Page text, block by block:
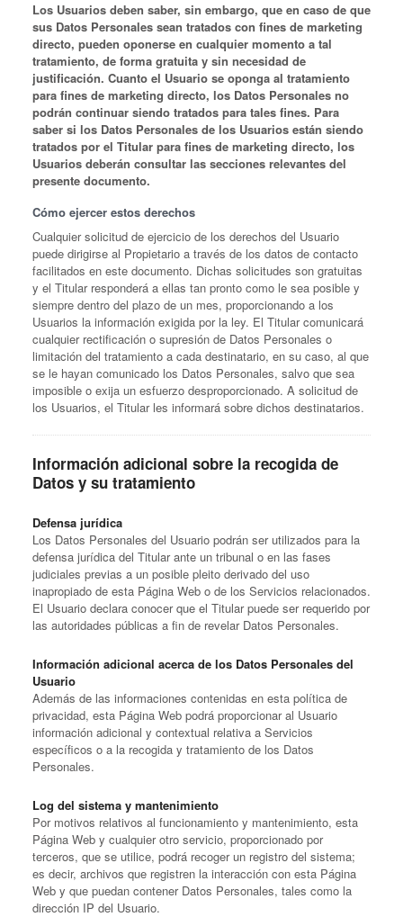
Los Usuarios deben saber, sin embargo, que en caso de que
sus Datos Personales sean tratados con fines de marketing
directo, pueden oponerse en cualquier momento a tal
tratamiento, de forma gratuita y sin necesidad de
justificación. Cuanto el Usuario se oponga al tratamiento
para fines de marketing directo, los Datos Personales no
podrán continuar siendo tratados para tales fines. Para
saber si los Datos Personales de los Usuarios están siendo
tratados por el Titular para fines de marketing directo, los
Usuarios deberán consultar las secciones relevantes del
presente documento.
Cómo ejercer estos derechos
Cualquier solicitud de ejercicio de los derechos del Usuario
puede dirigirse al Propietario a través de los datos de contacto
facilitados en este documento. Dichas solicitudes son gratuitas
y el Titular responderá a ellas tan pronto como le sea posible y
siempre dentro del plazo de un mes, proporcionando a los
Usuarios la información exigida por la ley. El Titular comunicará
cualquier rectificación o supresión de Datos Personales o
limitación del tratamiento a cada destinatario, en su caso, al que
se le hayan comunicado los Datos Personales, salvo que sea
imposible o exija un esfuerzo desproporcionado. A solicitud de
los Usuarios, el Titular les informará sobre dichos destinatarios.
Información adicional sobre la recogida de
Datos y su tratamiento
Defensa jurídica
Los Datos Personales del Usuario podrán ser utilizados para la
defensa jurídica del Titular ante un tribunal o en las fases
judiciales previas a un posible pleito derivado del uso
inapropiado de esta Página Web o de los Servicios relacionados.
El Usuario declara conocer que el Titular puede ser requerido por
las autoridades públicas a fin de revelar Datos Personales.
Información adicional acerca de los Datos Personales del
Usuario
Además de las informaciones contenidas en esta política de
privacidad, esta Página Web podrá proporcionar al Usuario
información adicional y contextual relativa a Servicios
específicos o a la recogida y tratamiento de los Datos
Personales.
Log del sistema y mantenimiento
Por motivos relativos al funcionamiento y mantenimiento, esta
Página Web y cualquier otro servicio, proporcionado por
terceros, que se utilice, podrá recoger un registro del sistema;
es decir, archivos que registren la interacción con esta Página
Web y que puedan contener Datos Personales, tales como la
dirección IP del Usuario.